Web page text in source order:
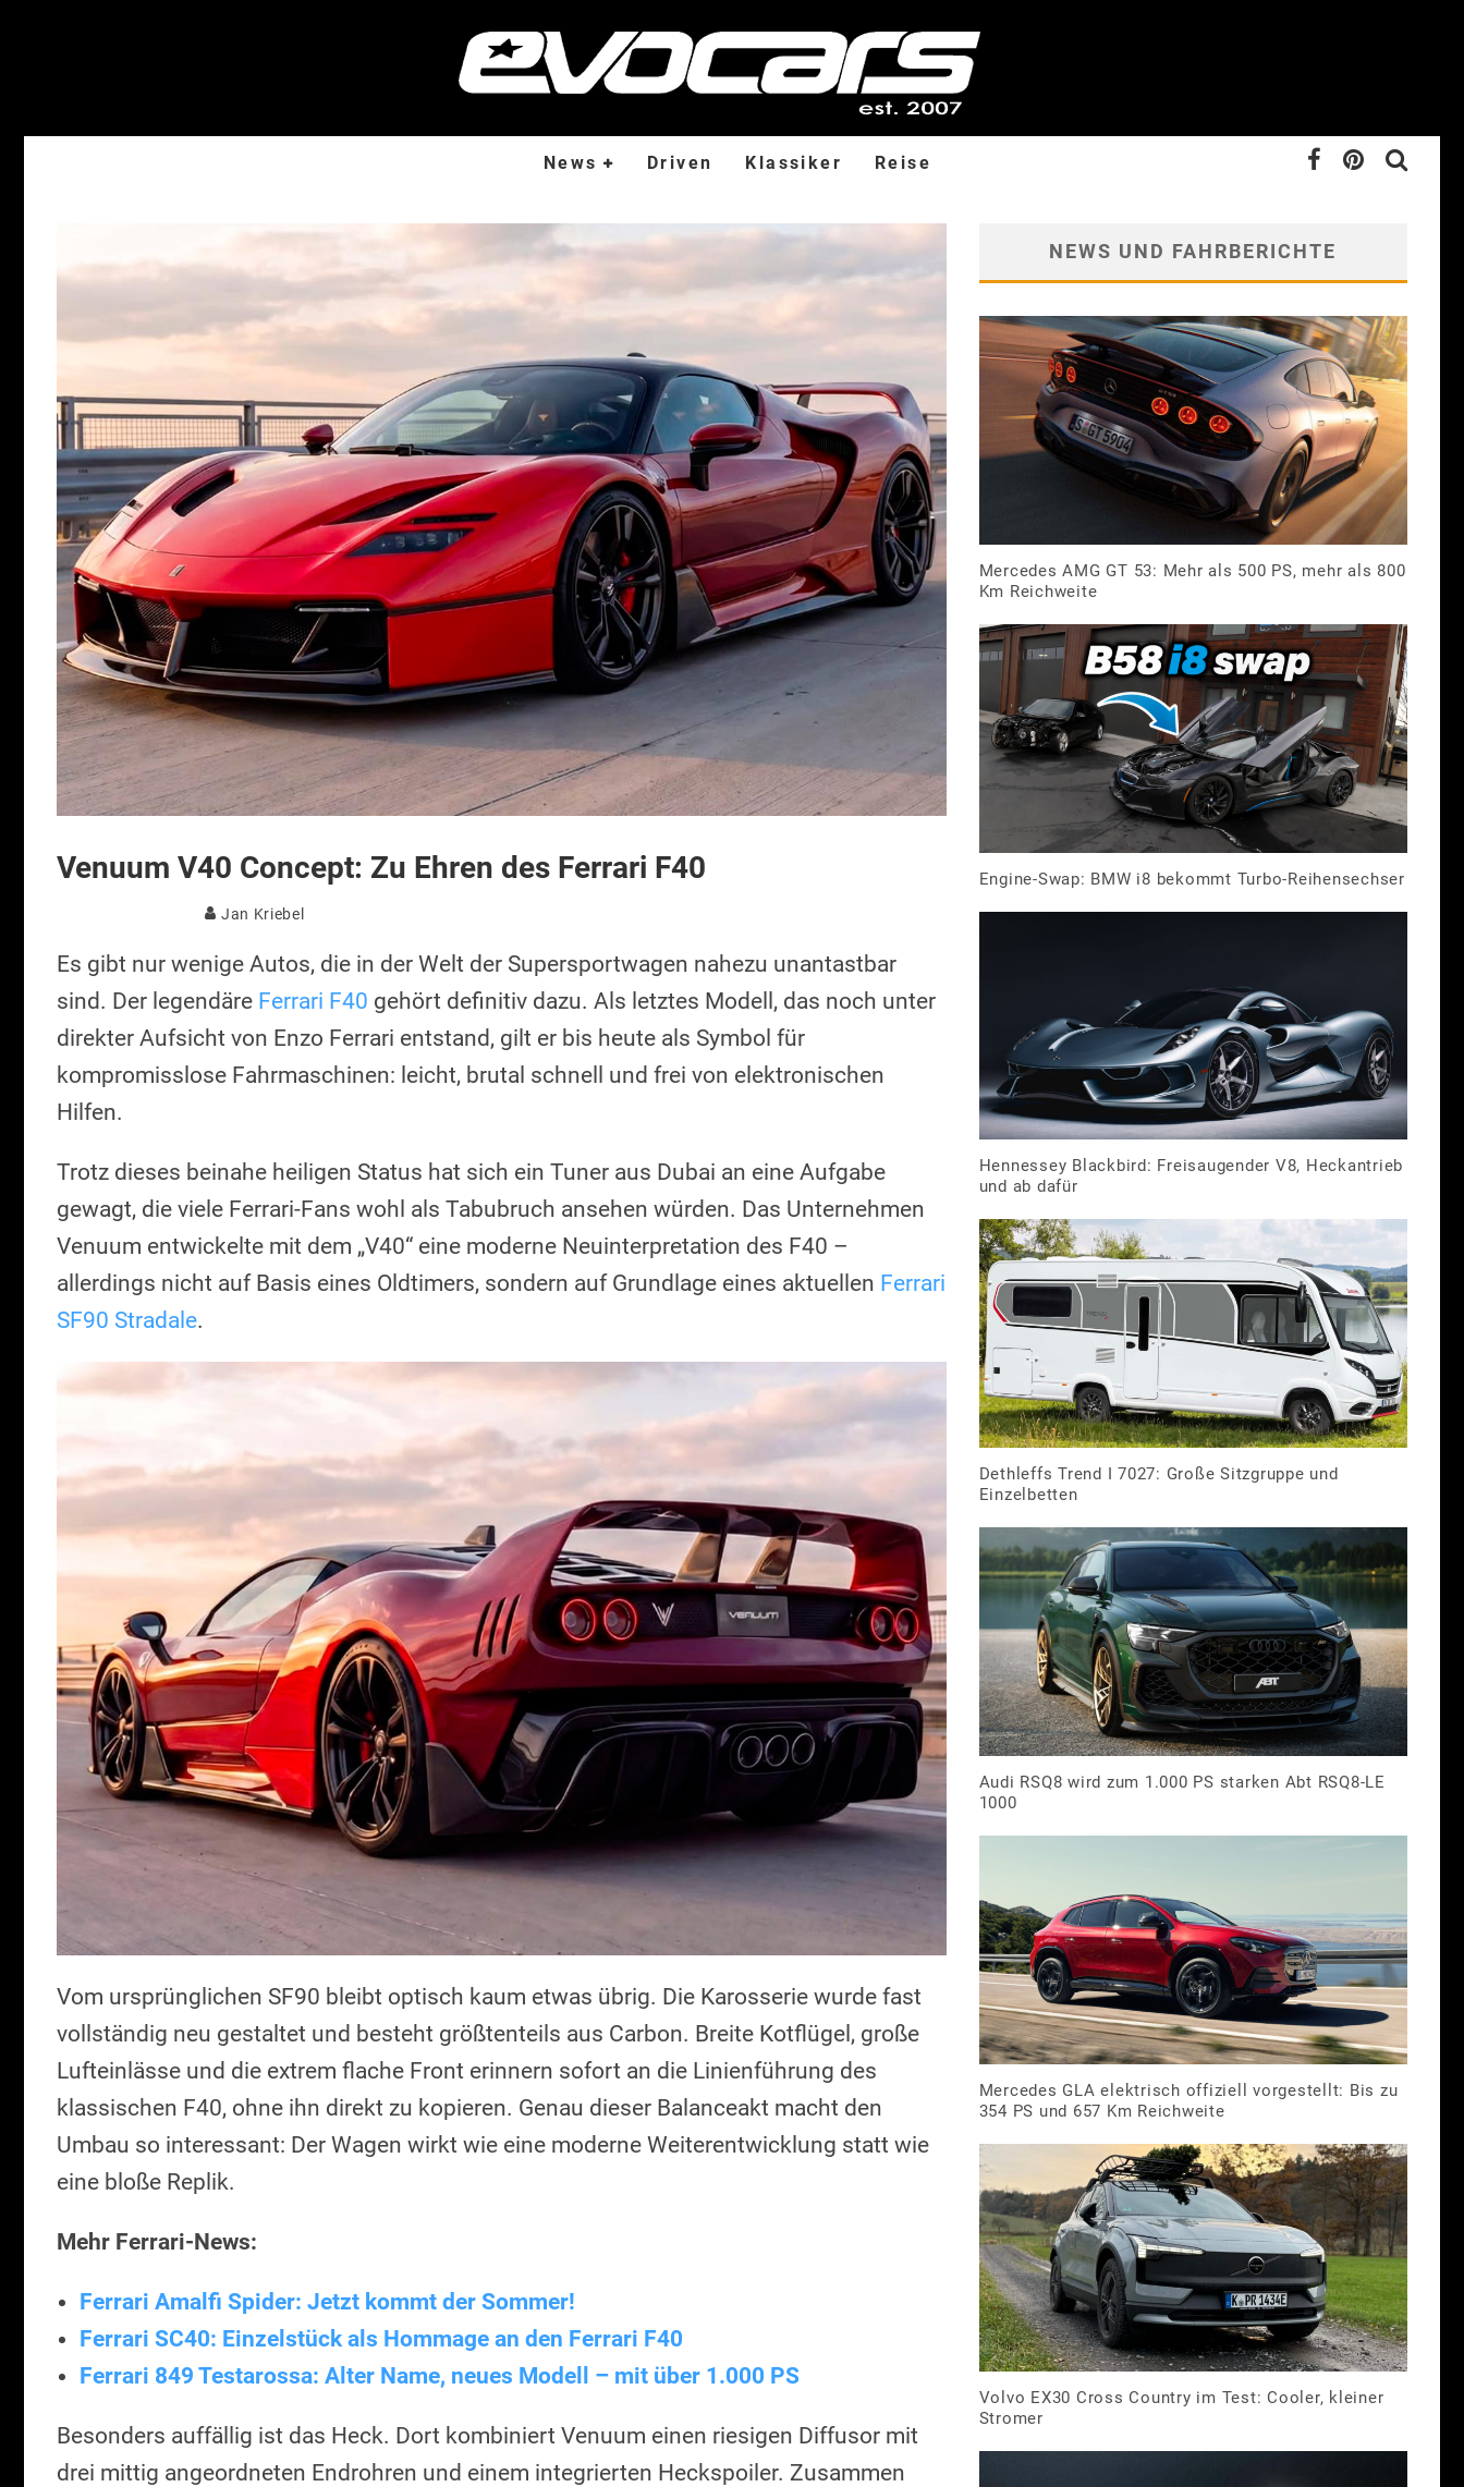
News Driven Klassiker Reise
Venuum V40 Concept: Zu Ehren des Ferrari F40
Jan Kriebel
Es gibt nur wenige Autos, die in der Welt der Supersportwagen nahezu unantastbar
sind. Der legendäre Ferrari F40 gehört definitiv dazu. Als letztes Modell, das noch unter
direkter Aufsicht von Enzo Ferrari entstand, gilt er bis heute als Symbol für
kompromisslose Fahrmaschinen: leicht, brutal schnell und frei von elektronischen
Hilfen.
Trotz dieses beinahe heiligen Status hat sich ein Tuner aus Dubai an eine Aufgabe
gewagt, die viele Ferrari-Fans wohl als Tabubruch ansehen würden. Das Unternehmen
Venuum entwickelte mit dem „V40“ eine moderne Neuinterpretation des F40 –
allerdings nicht auf Basis eines Oldtimers, sondern auf Grundlage eines aktuellen Ferrari
SF90 Stradale.
Vom ursprünglichen SF90 bleibt optisch kaum etwas übrig. Die Karosserie wurde fast
vollständig neu gestaltet und besteht größtenteils aus Carbon. Breite Kotflügel, große
Lufteinlässe und die extrem flache Front erinnern sofort an die Linienführung des
klassischen F40, ohne ihn direkt zu kopieren. Genau dieser Balanceakt macht den
Umbau so interessant: Der Wagen wirkt wie eine moderne Weiterentwicklung statt wie
eine bloße Replik.
Mehr Ferrari-News:
Ferrari Amalfi Spider: Jetzt kommt der Sommer!
Ferrari SC40: Einzelstück als Hommage an den Ferrari F40
Ferrari 849 Testarossa: Alter Name, neues Modell – mit über 1.000 PS
Besonders auffällig ist das Heck. Dort kombiniert Venuum einen riesigen Diffusor mit
drei mittig angeordneten Endrohren und einem integrierten Heckspoiler. Zusammen
NEWS UND FAHRBERICHTE
Mercedes AMG GT 53: Mehr als 500 PS, mehr als 800
Km Reichweite
Engine-Swap: BMW i8 bekommt Turbo-Reihensechser
Hennessey Blackbird: Freisaugender V8, Heckantrieb
und ab dafür
Dethleffs Trend I 7027: Große Sitzgruppe und
Einzelbetten
Audi RSQ8 wird zum 1.000 PS starken Abt RSQ8-LE
1000
Mercedes GLA elektrisch offiziell vorgestellt: Bis zu
354 PS und 657 Km Reichweite
Volvo EX30 Cross Country im Test: Cooler, kleiner
Stromer